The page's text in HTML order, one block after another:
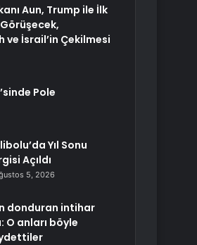
Aun, Trump ile İlk
ve İsrail’in Çekilmesi
Pole
Yıl Sonu
Açıldı
5, 2026
donduran intihar
O anları böyle